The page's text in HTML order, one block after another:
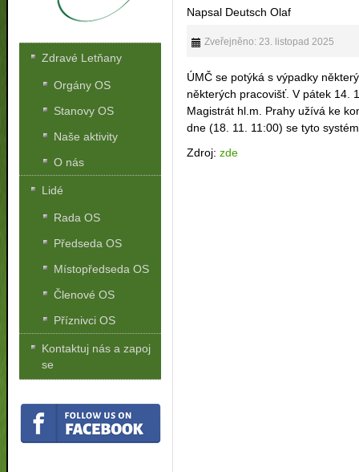
Napsal Deutsch Olaf
Zveřejněno: 23. listopad 2025
ÚMČ se potýká s výpadky
některých pracovišť. V pátek 14.
Magistrát hl.m. Prahy užívá ke
dne (18. 11. 11:00) se tyto
Zdroj:zde
Zdravé Letňany
Orgány OS
Stanovy OS
Naše aktivity
O nás
Lidé
Rada OS
Předseda OS
Místopředseda OS
Členové OS
Příznivci OS
Kontaktuj nás a zapoj
se